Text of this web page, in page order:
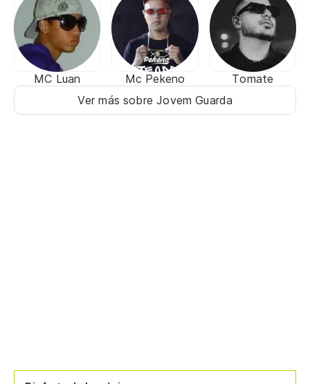
MC Luan Mc Pekeno
Tomate
Ver más sobre Jovem Guarda